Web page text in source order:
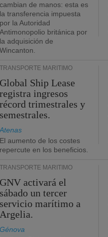
cambian de manos: esta es
la transferencia impuesta
por la Autoridad
Antimonopolio británica por
la adquisición de
Wincanton.
TRANSPORTE MARÍTIMO
Global Ship Lease
registra ingresos
récord trimestrales y
semestrales.
Atenas
El aumento de los costes
repercute en los beneficios.
TRANSPORTE MARÍTIMO
GNV activará el
sábado un tercer
servicio marítimo a
Argelia.
Génova